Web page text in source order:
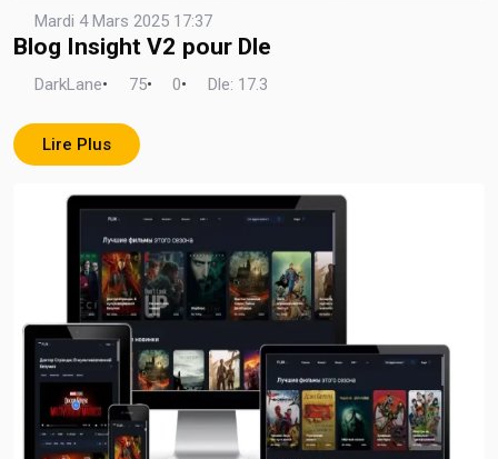
Mardi 4 Mars 2025 17:37
Blog Insight V2 pour Dle
DarkLane• 75• 0• Dle: 17.3
Lire Plus